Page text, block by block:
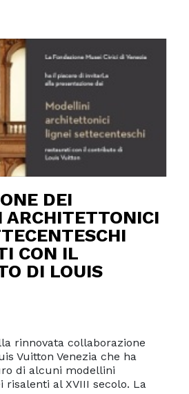
DEI
ARCHITETTONICI
CON IL
DI LOUIS
rinnovata collaborazione
Vuitton Venezia che ha
di alcuni modellini
al XVIII secolo. La